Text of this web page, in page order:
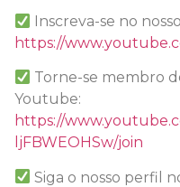
Inscreva-se no
https://
Torne-se membro
Youtube:
https://
ljFBWEOHSw/join
Siga o nosso perfil